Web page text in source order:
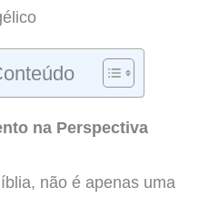
na Perspectiva
não é apenas uma